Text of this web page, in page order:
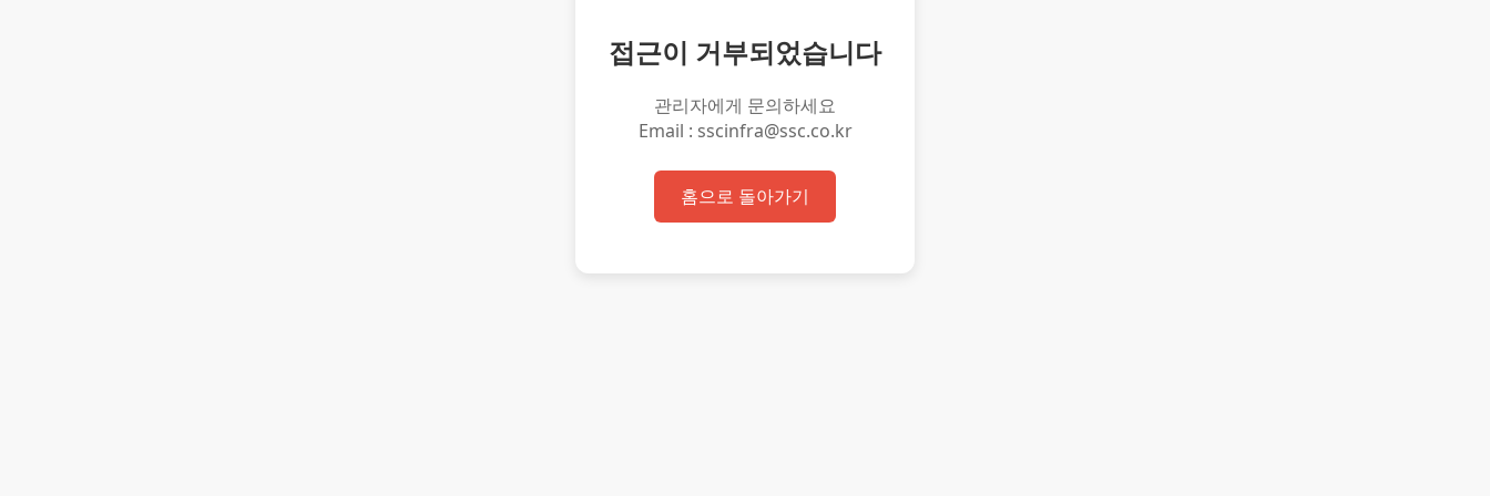
접근이 거부되었습니다
관리자에게 문의하세요
Email : sscinfra@ssc.co.kr
홈으로 돌아가기